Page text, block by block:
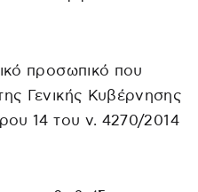
προσωπικό που
Γενικής Κυβέρνησης
14 του ν. 4270/2014